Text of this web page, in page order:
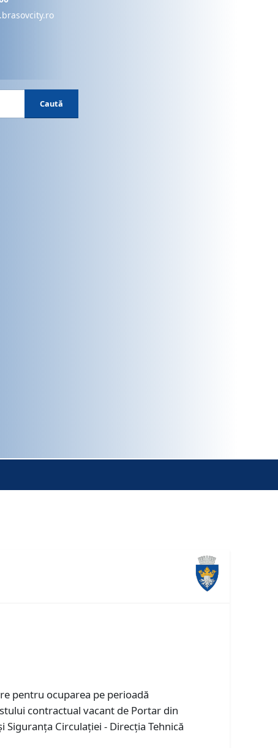
Caută
pentru ocuparea pe perioadă
contractual vacant de Portar din
Circulației - Direcţia Tehnică